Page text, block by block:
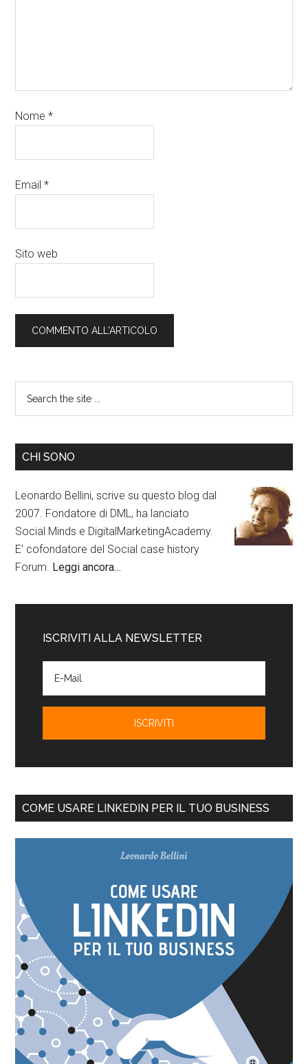
Nome*
Email*
Sito web
CHI SONO
Leonardo Bellini, scrive su questo blog dal
2007. Fondatore di DML, ha lanciato
Social Minds e DigitalMarketingAcademy.
E' cofondatore del Social case history
Forum. Leggi ancora…
ISCRIVITI ALLA NEWSLETTER
COME USARE LINKEDIN PER IL TUO BUSINESS